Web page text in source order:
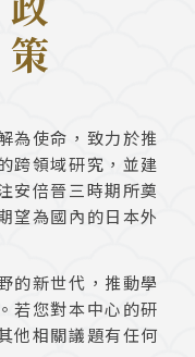
為使命，致力於推
跨領域研究，並建
安倍晉三時期所奠
望為國內的日本外
的新世代，推動學
若您對本中心的研
他相關議題有任何